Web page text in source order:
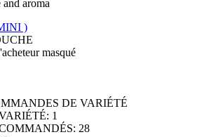
aroma
)
masqué
DE VARIÉTÉ
: 1
: 28